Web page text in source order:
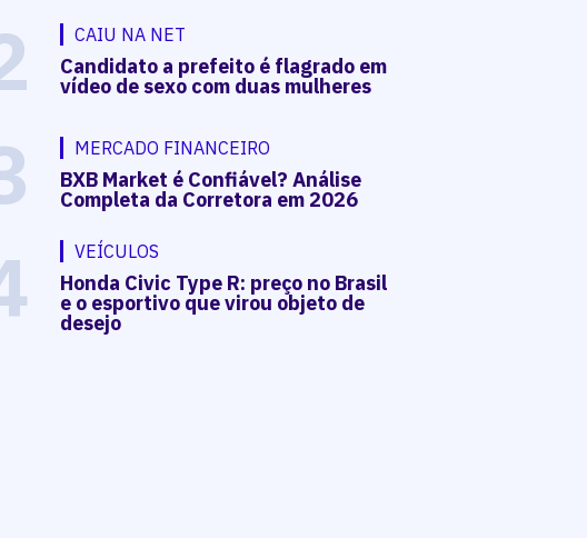
CAIU NA NET
Candidato a prefeito é flagrado em
vídeo de sexo com duas mulheres
MERCADO FINANCEIRO
BXB Market é Confiável? Análise
Completa da Corretora em 2026
VEÍCULOS
Honda Civic Type R: preço no Brasil
e o esportivo que virou objeto de
desejo